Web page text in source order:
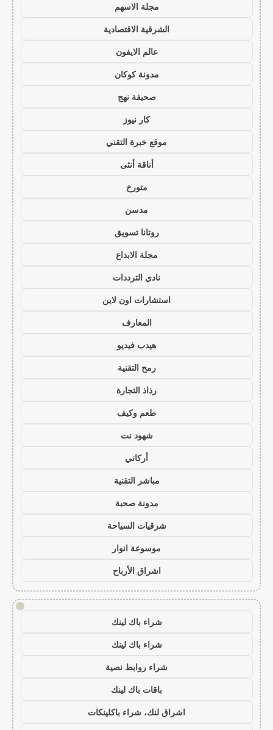
مجلة الاسهم
الشرقية الاقتصادية
عالم الايفون
مدونة كوكان
صحيفة نهج
كار نيوز
موقع خبرة التقني
أناقة أنثى
متورخ
مدسن
روتانا تسويق
مجلة الابداع
نادي الترددات
استشارات اون لاين
المعارف
هيدب فيديو
رمح التقنية
رذاذ التجارة
طعم وكيف
شهود نت
أركاني
مباشر التقنية
مدونة صحبة
شرقيات السياحة
موسوعة انوار
اشراق الأرباح
!
شراء باك لينك
شراء باك لينك
شراء روابط نصية
باقات باك لينك
اشراق لنك، شراء باكلينكات